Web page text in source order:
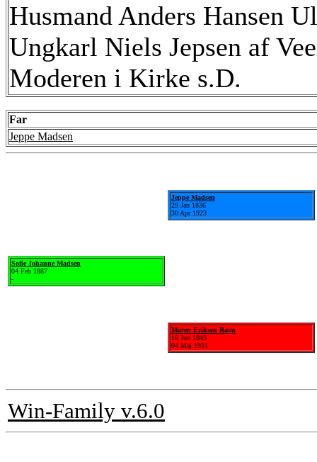
Husmand Anders Hansen
Ungkarl Niels Jepsen af
Moderen i Kirke s.D.
Far
Jeppe Madsen
Sofie Johanne Madsen
04 Feb 1887
-
Jeppe Madsen
29 Jan 1836
30 Apr 1923
Maren Eriksen Ravn
16 Jun 1843
04 Maj 1931
Win-Family v.6.0